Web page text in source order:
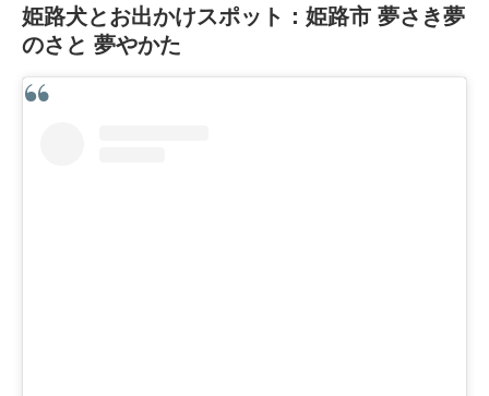
姫路犬とお出かけスポット：姫路市 夢さき夢
のさと 夢やかた